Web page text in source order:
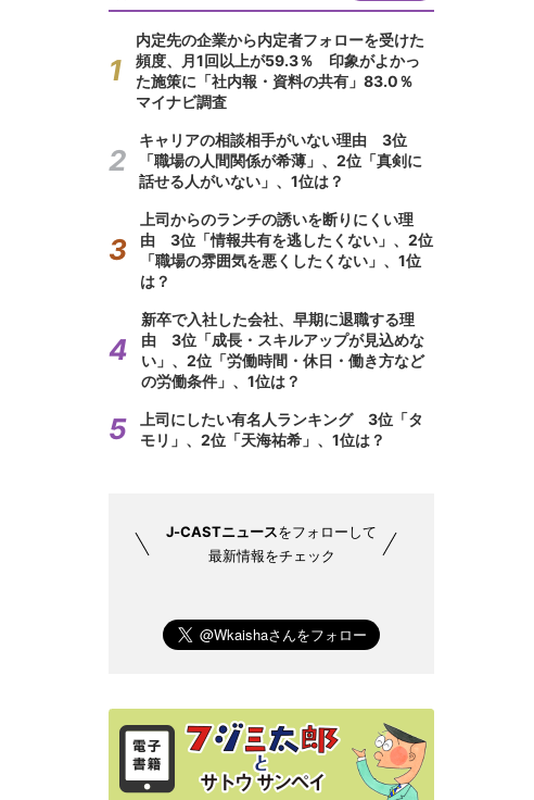
内定先の企業から内定者フォローを受けた
頻度、月1回以上が59.3％ 印象がよかっ
た施策に「社内報・資料の共有」83.0％
マイナビ調査
キャリアの相談相手がいない理由 3位
「職場の人間関係が希薄」、2位「真剣に
話せる人がいない」、1位は？
上司からのランチの誘いを断りにくい理
由 3位「情報共有を逃したくない」、2位
「職場の雰囲気を悪くしたくない」、1位
は？
新卒で入社した会社、早期に退職する理
由 3位「成長・スキルアップが見込めな
い」、2位「労働時間・休日・働き方など
の労働条件」、1位は？
上司にしたい有名人ランキング 3位「タ
モリ」、2位「天海祐希」、1位は？
J-CASTニュースをフォローして
最新情報をチェック